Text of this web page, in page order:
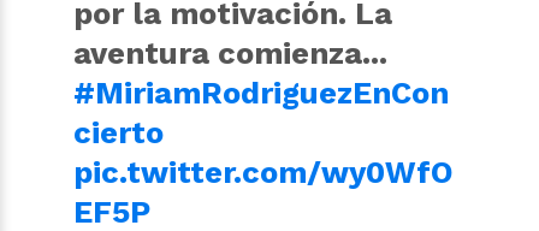
por la motivación. La
aventura comienza...
#MiriamRodriguezEnCon
cierto
pic.twitter.com/wy0WfO
EF5P